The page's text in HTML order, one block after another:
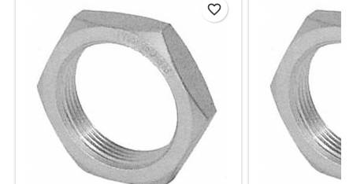
favorite_border